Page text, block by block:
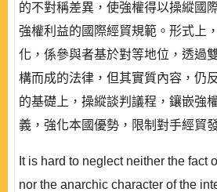
的不對稱差異，使強權得以操縱國
強權利益的國際經貿規範。形式上
化，係參與者基於對等地位，透過
構而成的法律，但其實質內容，仍
的基礎上，操縱談判議程，鑲嵌強
義，強化本國優勢，限制對手經貿
It is hard to neglect neither the fact
nor the anarchic character of the